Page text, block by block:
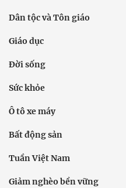
Dân tộc và Tôn giáo
Giáo dục
Đời sống
Sức khỏe
Ô tô xe máy
Bất động sản
Tuần Việt Nam
Giảm nghèo bền vững